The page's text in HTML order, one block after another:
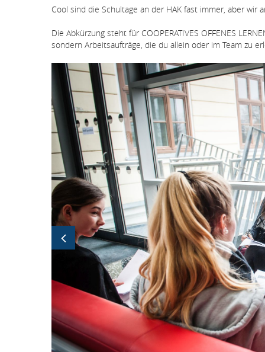
Cool sind die Schultage an der HAK fast immer, aber wir
Die Abkürzung steht für COOPERATIVES OFFENES
sondern Arbeitsaufträge, die du allein oder im Team zu
Bildergallerie